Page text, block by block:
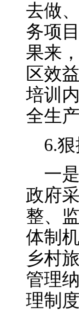
去做
务项
果来
区效
培训
全生
6.狠
一是
政府
整、
体制
乡村
管理
理制